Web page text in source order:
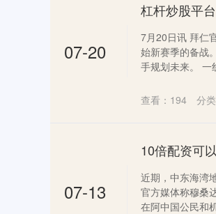
07-20
7月20日讯 拜仁
始新赛季的备战
手规划未来。 一
查看： 194 分类
07-13
近期，中东海湾
官方媒体称穆桑
在阿中国公民和